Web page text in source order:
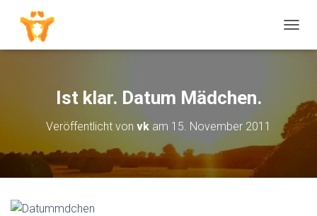
A
T
Ist klar. Datum Mädchen.
Veröffentlicht von vk am 15. November 2011